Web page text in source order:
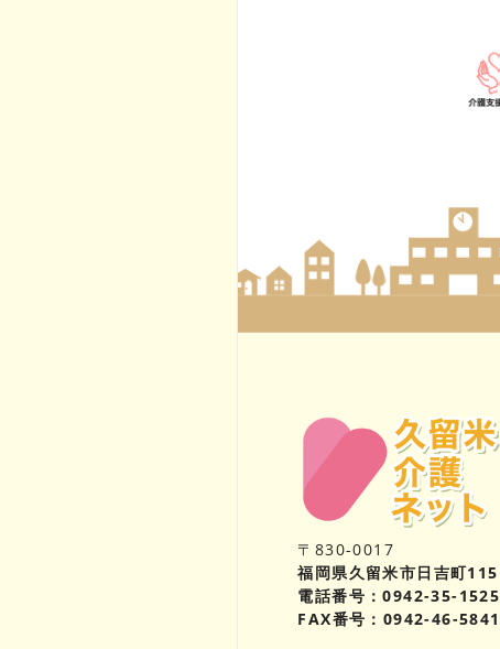
〒830-0017
福岡県久留米市日吉町115
電話番号：0942-35-1525
FAX番号：0942-46-5841